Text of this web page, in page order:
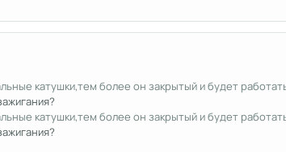
катушки,тем более он закрытый и будет
катушки,тем более он закрытый и будет